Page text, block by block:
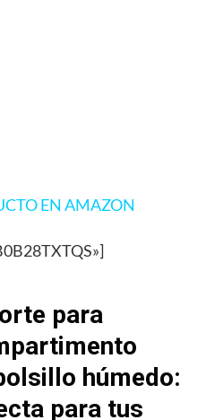
EN AMAZON
para
húmedo:
para tus